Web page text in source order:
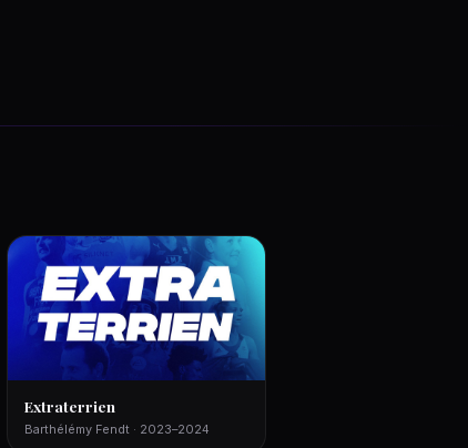
Extraterrien
Barthélémy Fendt · 2023–2024